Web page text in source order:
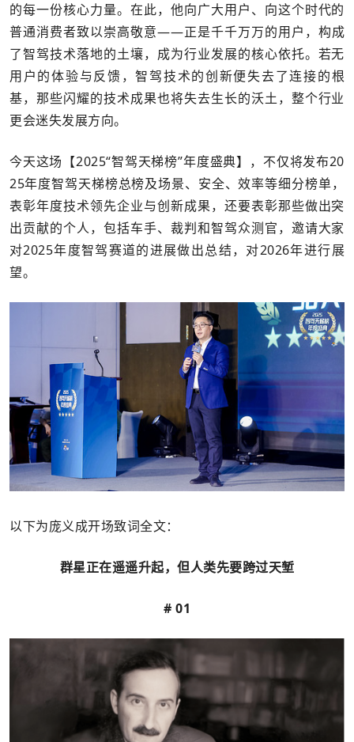
的每一份核心力量。在此，他向广大用户、向这个时代的
普通消费者致以崇高敬意——正是千千万万的用户，构成
了智驾技术落地的土壤，成为行业发展的核心依托。若无
用户的体验与反馈，智驾技术的创新便失去了连接的根
基，那些闪耀的技术成果也将失去生长的沃土，整个行业
更会迷失发展方向。
今天这场【2025“智驾天梯榜”年度盛典】，不仅将发布20
25年度智驾天梯榜总榜及场景、安全、效率等细分榜单，
表彰年度技术领先企业与创新成果，还要表彰那些做出突
出贡献的个人，包括车手、裁判和智驾众测官，邀请大家
对2025年度智驾赛道的进展做出总结，对2026年进行展
望。
以下为庞义成开场致词全文：
群星正在遥遥升起，但人类先要跨过天堑
# 01